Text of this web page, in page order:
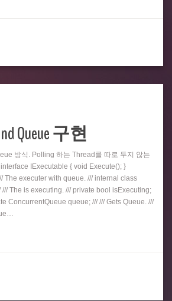
Queue 구현
방식. Polling 하는 Thread를 따로 두지 않는
IExecutable { void Execute(); }
The executer with queue. /// internal class
/// The is executing. /// private bool isExecuting;
ConcurrentQueue queue; /// /// Gets Queue. ///